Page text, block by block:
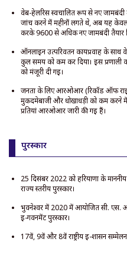
वेब-हेलरिस स्वचालित रूप से नए
जांच करने में महीनों लगते थे, अब यह
करके 9600 से अधिक नए जामबंदी तैयार
ऑनलाइन उत्परिवर्तन कार्यप्रवाह के
कुल समय को कम कर दिया। इस प्रणाली
को मंजूरी दी गई।
जनता के लिए आरओआर (रिकॉर्ड ऑफ
मुकदमेबाजी और धोखाधड़ी को कम करने
प्रतियां आरओआर जारी की गई हैं।
पुरस्कार
25 दिसंबर 2022 को हरियाणा के
राज्य स्तरीय पुरस्कार।
भुवनेश्वर में 2020 में आयोजित सी. एस.
ई-गवर्नमेंट पुरस्कार।
17वें, 9वें और 8वें राष्ट्रीय ई-शासन